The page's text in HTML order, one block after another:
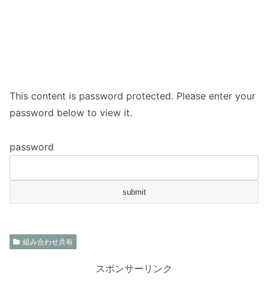
This content is password protected. Please enter your
password below to view it.
password
組み合わせ共有
スポンサーリンク